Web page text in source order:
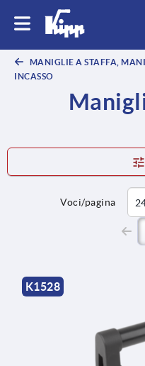
MANIGLIE A STAFFA,
INCASSO
Voci/pagina
K1528